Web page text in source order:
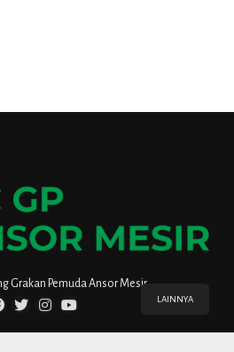
LAINNYA
Grakan Pemuda Ansor Mesir